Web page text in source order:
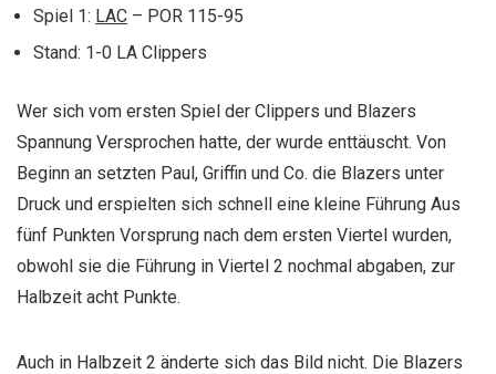
Spiel 1: LAC – POR 115-95
Stand: 1-0 LA Clippers
Wer sich vom ersten Spiel der Clippers und Blazers
Spannung Versprochen hatte, der wurde enttäuscht. Von
Beginn an setzten Paul, Griffin und Co. die Blazers unter
Druck und erspielten sich schnell eine kleine Führung Aus
fünf Punkten Vorsprung nach dem ersten Viertel wurden,
obwohl sie die Führung in Viertel 2 nochmal abgaben, zur
Halbzeit acht Punkte.
Auch in Halbzeit 2 änderte sich das Bild nicht. Die Blazers